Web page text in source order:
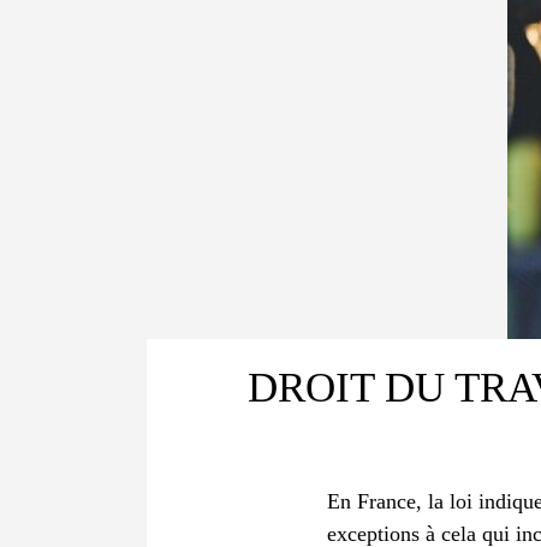
DROIT DU
En France, la loi
exceptions à cela qui